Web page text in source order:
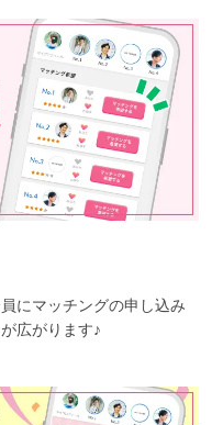
にマッチングの申し込み
広がります♪